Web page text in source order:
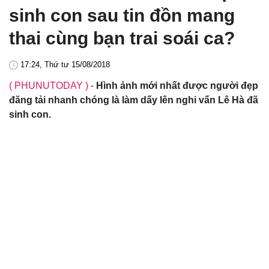
sinh con sau tin đồn mang
thai cùng bạn trai soái ca?
17:24, Thứ tư 15/08/2018
( PHUNUTODAY ) - Hình ảnh mới nhất được người đẹp
đăng tải nhanh chóng là làm dấy lên nghi vấn Lê Hà đã
sinh con.